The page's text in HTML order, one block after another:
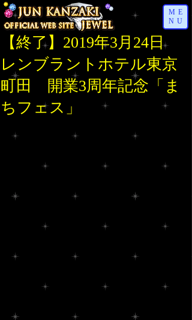
ME
NU
【終了】2019年3月24日
レンブラントホテル東京
町田 開業3周年記念「ま
ちフェス」